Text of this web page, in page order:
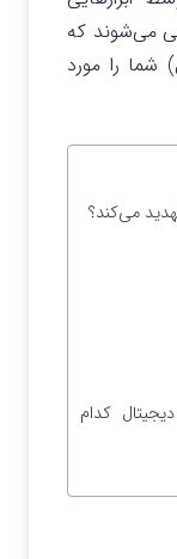
می‌شوند که
شما را مورد
می‌کند؟
کدام